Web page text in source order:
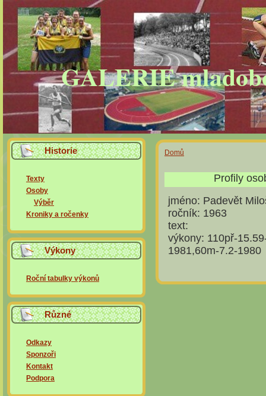
GALERIE
Historie
Texty
Osoby
Výběr
Kroniky a ročenky
Výkony
Roční tabulky výkonů
Různé
Odkazy
Sponzoři
Kontakt
Podpora
Domů
Profily
jméno: Padevět
ročník: 1963
text:
výkony: 110př-
1981,60m-7.2-1980